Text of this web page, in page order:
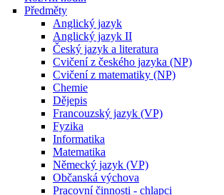
Předměty
Anglický jazyk
Anglický jazyk II
Český jazyk a literatura
Cvičení z českého jazyka (NP)
Cvičení z matematiky (NP)
Chemie
Dějepis
Francouzský jazyk (VP)
Fyzika
Informatika
Matematika
Německý jazyk (VP)
Občanská výchova
Pracovní činnosti - chlapci